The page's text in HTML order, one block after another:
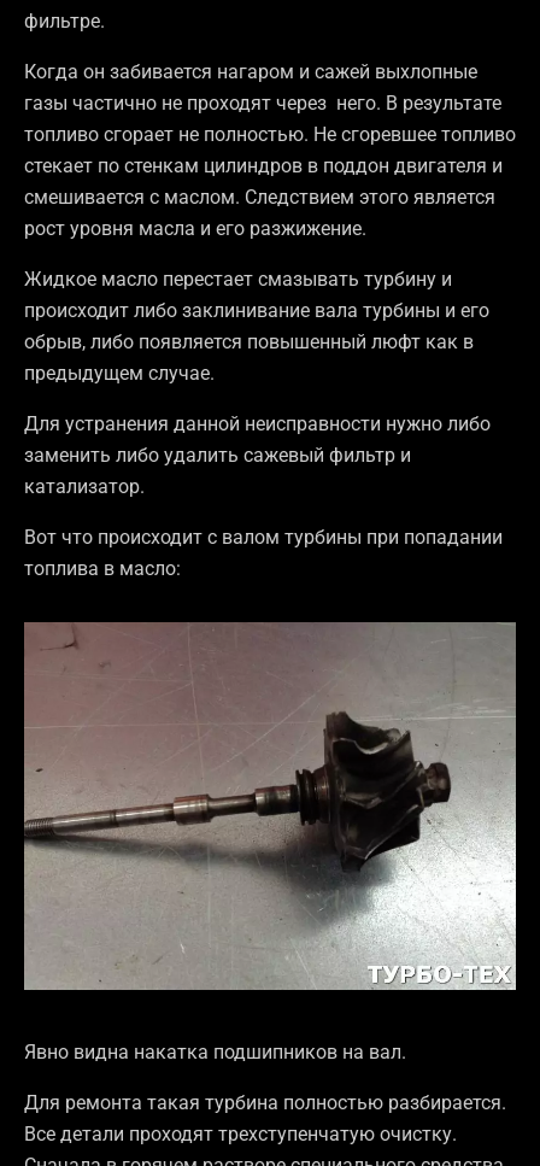
фильтре.
Когда он забивается нагаром и сажей выхлопные
газы частично не проходят через него. В результате
топливо сгорает не полностью. Не сгоревшее топливо
стекает по стенкам цилиндров в поддон двигателя и
смешивается с маслом. Следствием этого является
рост уровня масла и его разжижение.
Жидкое масло перестает смазывать турбину и
происходит либо заклинивание вала турбины и его
обрыв, либо появляется повышенный люфт как в
предыдущем случае.
Для устранения данной неисправности нужно либо
заменить либо удалить сажевый фильтр и
катализатор.
Вот что происходит с валом турбины при попадании
топлива в масло:
Явно видна накатка подшипников на вал.
Для ремонта такая турбина полностью разбирается.
Все детали проходят трехступенчатую очистку.